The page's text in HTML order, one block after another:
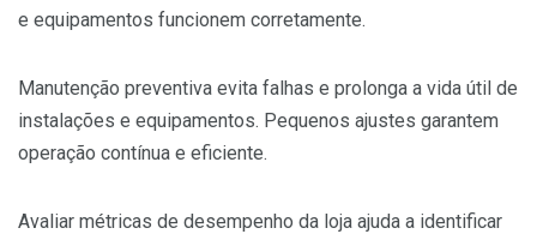
e equipamentos funcionem corretamente.
Manutenção preventiva evita falhas e prolonga a vida útil de
instalações e equipamentos. Pequenos ajustes garantem
operação contínua e eficiente.
Avaliar métricas de desempenho da loja ajuda a identificar